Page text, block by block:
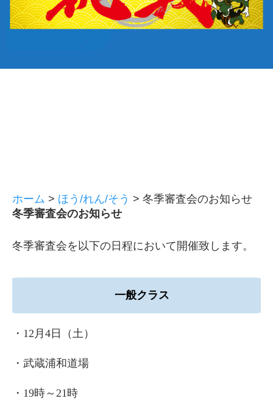
ホーム > ほう/れん/そう > 冬季審査会のお知らせ
冬季審査会のお知らせ
冬季審査会を以下の日程において開催致します。
一般クラス
・12月4日（土）
・武蔵浦和道場
・19時～21時